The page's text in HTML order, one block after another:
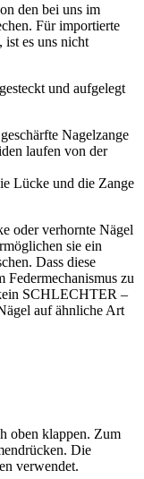
den bei uns im
Für importierte
ist es uns nicht
Nagelzange
laufen von der
Lücke und die Zange
oder verhornte Nägel
sie ein
Dass diese
zu
SCHLECHTER –
auf ähnliche Art
oben klappen. Zum
Die
verwendet.